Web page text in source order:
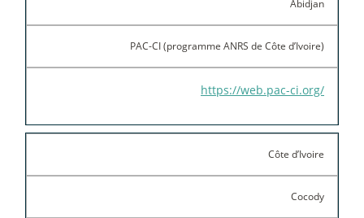
Abidjan
PAC-CI (programme ANRS de Côte d’Ivoire)
https://web.pac-ci.org/
Côte d’Ivoire
Cocody